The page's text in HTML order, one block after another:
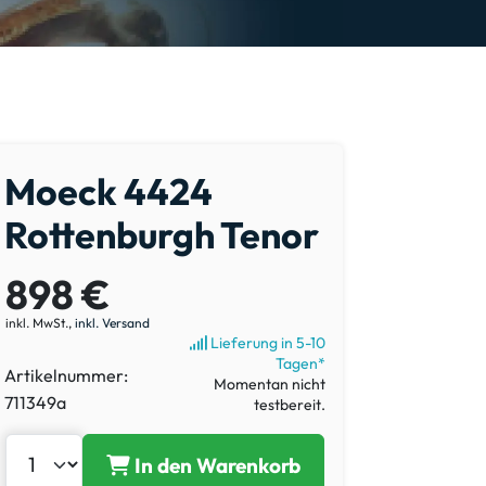
Moeck 4424
Rottenburgh Tenor
898 €
inkl. MwSt., inkl. Versand
Artikelnummer:
711349a
Lieferung in 5-10
Tagen*
Momentan nicht
testbereit.
In den Warenkorb